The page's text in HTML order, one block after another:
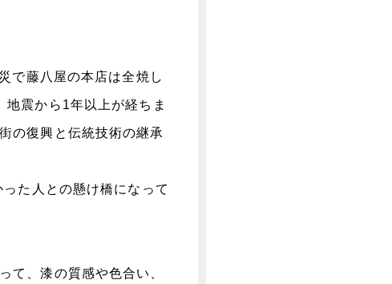
で藤八屋の本店は全焼し
震から1年以上が経ちま
の復興と伝統技術の継承
た人との懸け橋になって
て、漆の質感や色合い、